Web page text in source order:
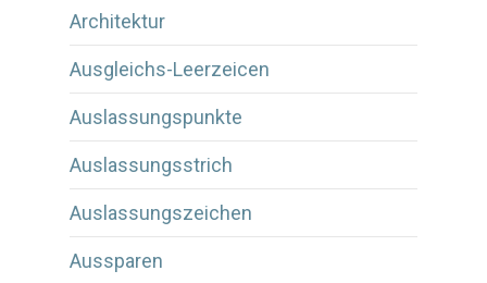
Architektur
Ausgleichs-Leerzeicen
Auslassungspunkte
Auslassungsstrich
Auslassungszeichen
Aussparen